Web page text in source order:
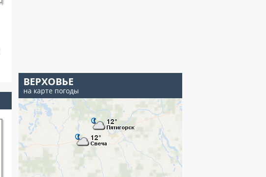
ВЕРХОВЬЕ
на карте погоды